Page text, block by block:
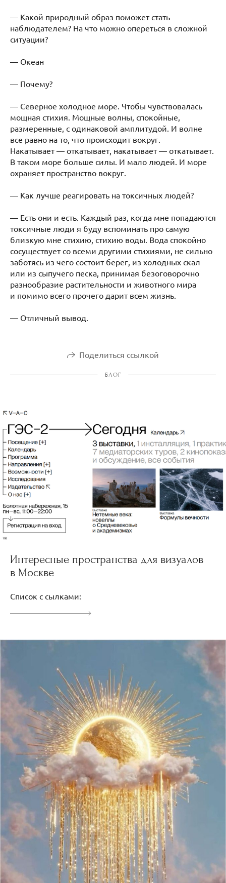
— Какой природный образ поможет стать
наблюдателем? На что можно опереться в сложной
ситуации?
— Океан
— Почему?
— Северное холодное море. Чтобы чувствовалась
мощная стихия. Мощные волны, спокойные,
размеренные, с одинаковой амплитудой. И волне
все равно на то, что происходит вокруг.
Накатывает — откатывает, накатывает — откатывает.
В таком море больше силы. И мало людей. И море
охраняет пространство вокруг.
— Как лучше реагировать на токсичных людей?
— Есть они и есть. Каждый раз, когда мне попадаются
токсичные люди я буду вспоминать про самую
близкую мне стихию, стихию воды. Вода спокойно
сосуществует со всеми другими стихиями, не сильно
заботясь из чего состоит берег, из холодных скал
или из сыпучего песка, принимая безоговорочно
разнообразие растительности и животного мира
и помимо всего прочего дарит всем жизнь.
— Отличный вывод.
Поделиться ссылкой
БЛОГ
Интересные пространства для визуалов
в Москве
Список с сылками: